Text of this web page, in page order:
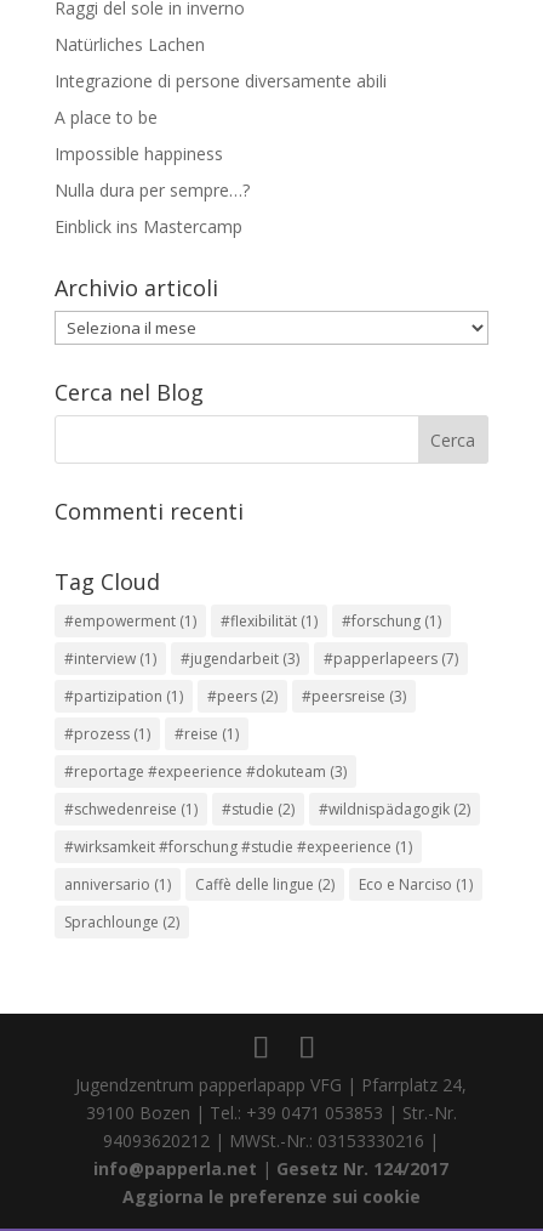
Raggi del sole in inverno
Natürliches Lachen
Integrazione di persone diversamente abili
A place to be
Impossible happiness
Nulla dura per sempre…?
Einblick ins Mastercamp
Archivio articoli
Archivio
articoli
Cerca nel Blog
Commenti recenti
Tag Cloud
#empowerment(1) #flexibilität(1) #forschung(1)
#interview(1) #jugendarbeit(3) #papperlapeers(7)
#partizipation (1) #peers(2) #peersreise (3)
#prozess(1) #reise (1)
#reportage #expeerience #dokuteam (3)
#schwedenreise (1) #studie (2) #wildnispädagogik(2)
#wirksamkeit #forschung #studie #expeerience (1)
anniversario (1) Caffè delle lingue (2) Eco e Narciso (1)
Sprachlounge (2)
Jugendzentrum papperlapapp VFG | Pfarrplatz 24,
39100 Bozen | Tel.: +39 0471 053853 | Str.-Nr.
94093620212 | MWSt.-Nr.: 03153330216 |
info@papperla.net | Gesetz Nr. 124/2017
Aggiorna le preferenze sui cookie